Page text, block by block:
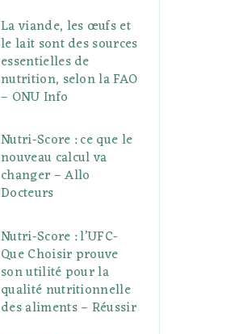
La viande, les œufs et
le lait sont des sources
essentielles de
nutrition, selon la FAO
– ONU Info
Nutri-Score : ce que le
nouveau calcul va
changer – Allo
Docteurs
Nutri-Score : l’UFC-
Que Choisir prouve
son utilité pour la
qualité nutritionnelle
des aliments – Réussir